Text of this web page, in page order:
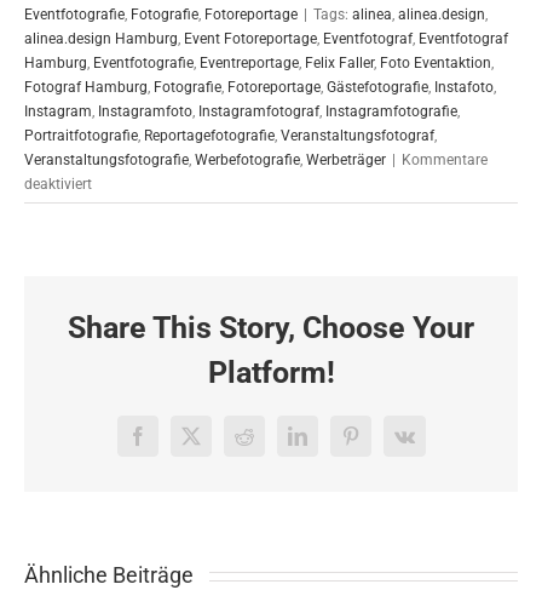
Eventfotografie, Fotografie, Fotoreportage Tags: alinea, alinea.design,
alinea.design Hamburg, Event Fotoreportage, Eventfotograf, Eventfotograf
Hamburg, Eventfotografie, Eventreportage, Felix Faller, Foto Eventaktion,
Fotograf Hamburg, Fotografie, Fotoreportage, Gästefotografie, Instafoto,
Instagram, Instagramfoto, Instagramfotograf, Instagramfotografie,
Portraitfotografie, Reportagefotografie, Veranstaltungsfotograf,
Veranstaltungsfotografie, Werbefotografie, Werbeträger
Kommentare
deaktiviertfür
Eventfotografie
Coty
Share This Story, Choose Your
Platform!
Facebook
X RedditLinkedInPinterest
Vk
Ähnliche Beiträge